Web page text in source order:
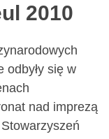
2010
odbyły się w
nad imprezą